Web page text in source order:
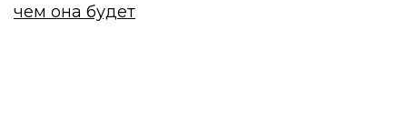
чем она будет